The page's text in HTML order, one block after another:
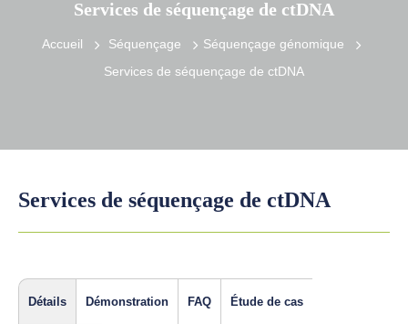
Services de séquençage de ctDNA
Accueil Séquençage
Séquençage génomique
Services de séquençage de ctDNA
Services de séquençage de ctDNA
Détails Démonstration FAQ Étude de cas